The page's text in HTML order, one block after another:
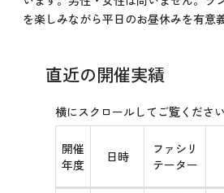
を楽しみながら平日のお昼休みを有意
直近の開催実績
開催
年度
日時
ファシリ
テーター